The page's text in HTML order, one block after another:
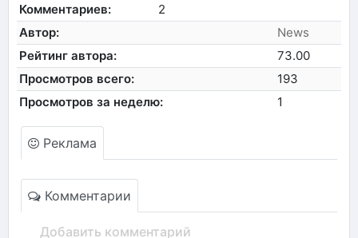
Комментариев:
2
Автор:
News
Рейтинг автора:
73.00
Просмотров всего:
193
Просмотров за неделю:
1
Реклама
Комментарии
Добавить комментарий